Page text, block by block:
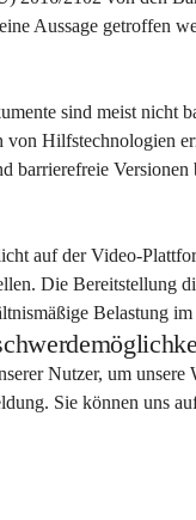
Aussage getroffen
sind meist nicht
Hilfstechnologien
barrierefreie Versionen
auf der Video-
Die Bereitstellung
Belastung
Nutzer, um
Sie können uns